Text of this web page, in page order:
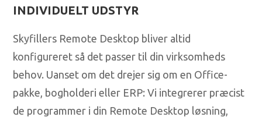
INDIVIDUELT UDSTYR
Skyfillers Remote Desktop bliver altid
konfigureret så det passer til din virksomheds
behov. Uanset om det drejer sig om en Office-
pakke, bogholderi eller ERP: Vi integrerer præcist
de programmer i din Remote Desktop løsning,